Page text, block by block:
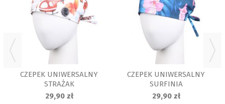
CZEPEK UNIWERSALNY
STRAŻAK
29,90 zł
CZEPEK UNIWERSALNY
SURFINIA
29,90 zł